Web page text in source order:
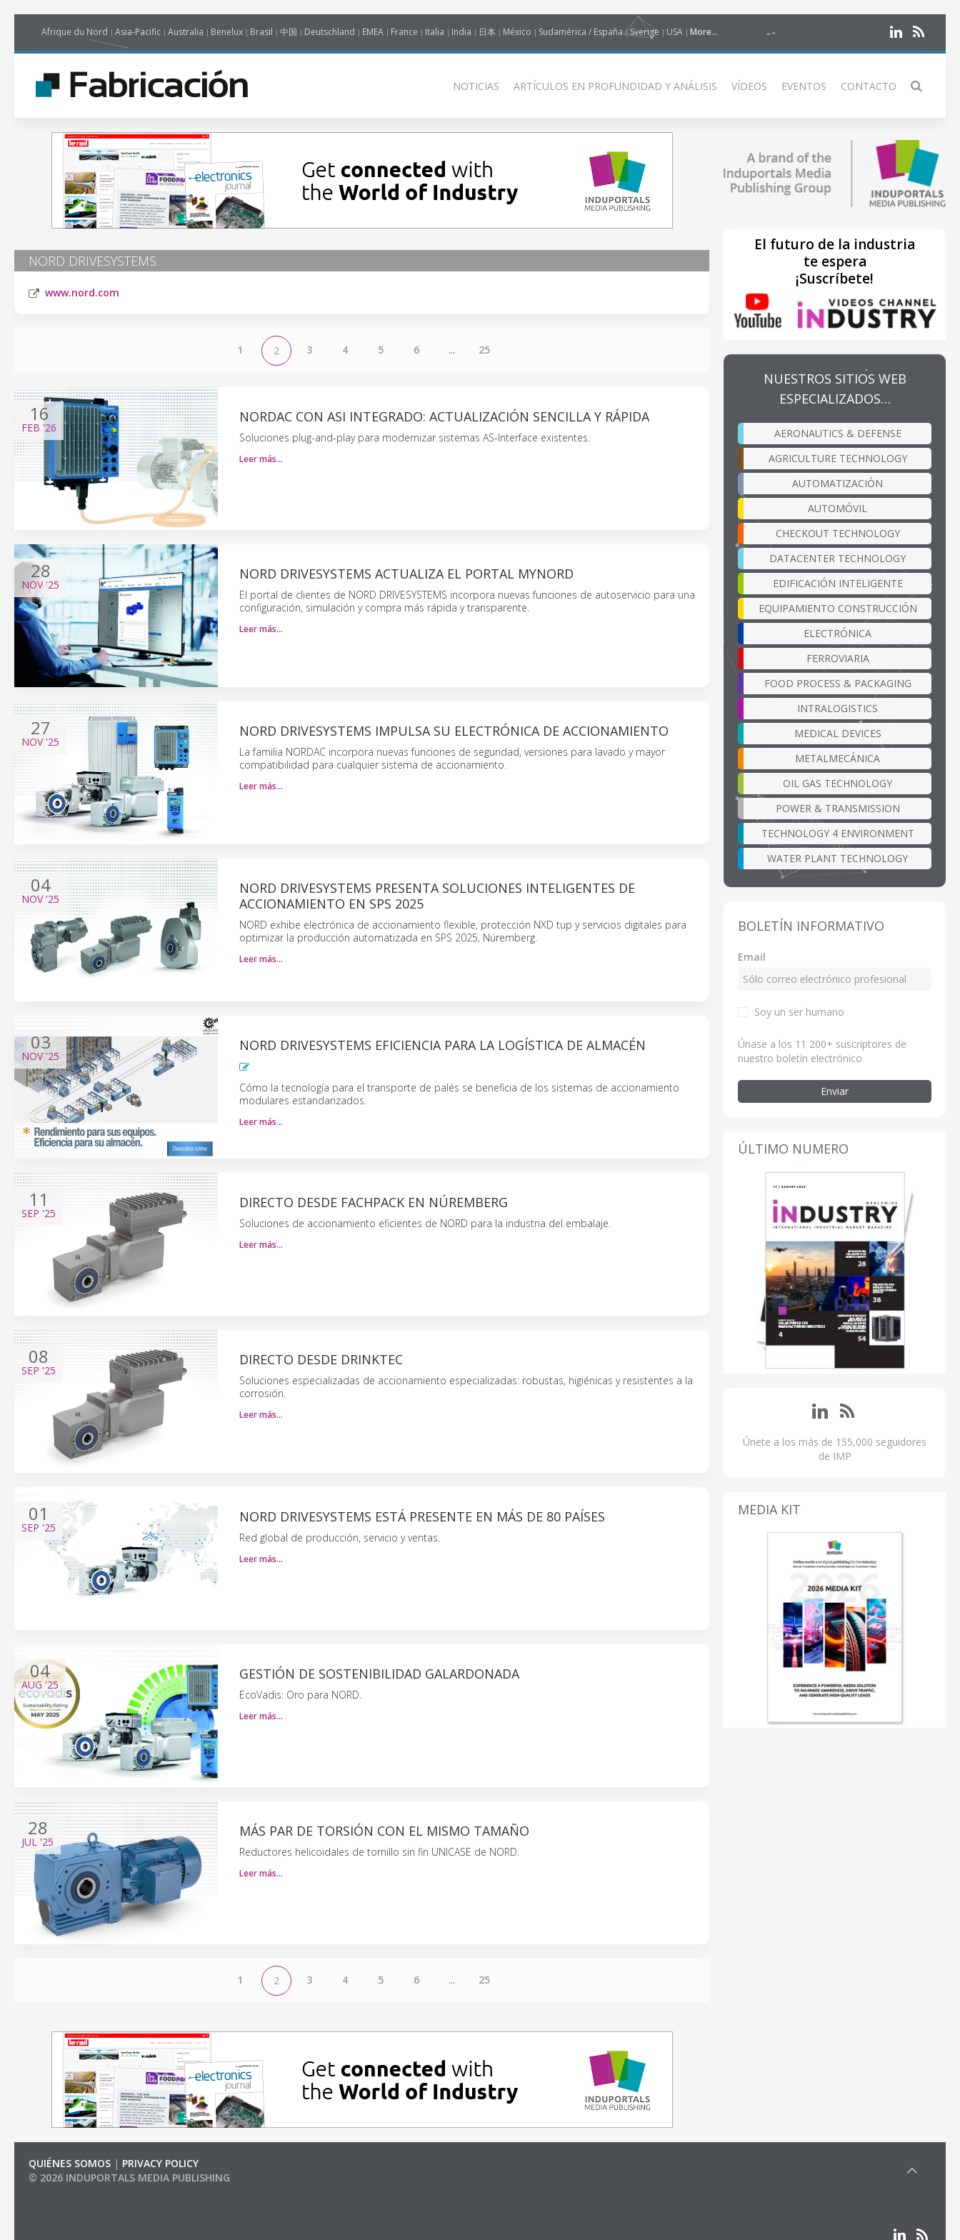
Afrique du Nord Asia-Pacific Australia Benelux Brasil 中国 Deutschland EMEA France Italia India 日本 México Sudamérica / España Sverige USA More...
NOTICIAS ARTÍCULOS EN PROFUNDIDAD Y ANÁLISIS VÍDEOS EVENTOS CONTACTO
NORD DRIVESYSTEMS
www.nord.com
1 2 3 4 5 6 ... 25
16
FEB '26
NORDAC CON ASI INTEGRADO: ACTUALIZACIÓN SENCILLA Y RÁPIDA
Soluciones plug-and-play para modernizar sistemas AS-Interface existentes.
Leer más…
28
NOV'25
NORD DRIVESYSTEMS ACTUALIZA EL PORTAL MYNORD
El portal de clientes de NORD DRIVESYSTEMS incorpora nuevas funciones de autoservicio para una
configuración, simulación y compra más rápida y transparente.
Leer más…
27
NOV'25
NORD DRIVESYSTEMS IMPULSA SU ELECTRÓNICA DE ACCIONAMIENTO
La familia NORDAC incorpora nuevas funciones de seguridad, versiones para lavado y mayor
compatibilidad para cualquier sistema de accionamiento.
Leer más…
04
NOV'25
NORD DRIVESYSTEMS PRESENTA SOLUCIONES INTELIGENTES DE
ACCIONAMIENTO EN SPS 2025
NORD exhibe electrónica de accionamiento flexible, protección NXD tup y servicios digitales para
optimizar la producción automatizada en SPS 2025, Núremberg.
Leer más…
03
NOV'25
NORD DRIVESYSTEMS EFICIENCIA PARA LA LOGÍSTICA DE ALMACÉN
Cómo la tecnología para el transporte de palés se beneficia de los sistemas de accionamiento
modulares estandarizados.
Leer más…
11
SEP '25
DIRECTO DESDE FACHPACK EN NÚREMBERG
Soluciones de accionamiento eficientes de NORD para la industria del embalaje.
Leer más…
08
SEP '25
DIRECTO DESDE DRINKTEC
Soluciones especializadas de accionamiento especializadas: robustas, higiénicas y resistentes a la
corrosión.
Leer más…
01
SEP '25
NORD DRIVESYSTEMS ESTÁ PRESENTE EN MÁS DE 80 PAÍSES
Red global de producción, servicio y ventas.
Leer más…
04
AUG'25
GESTIÓN DE SOSTENIBILIDAD GALARDONADA
EcoVadis: Oro para NORD.
Leer más…
28
JUL '25
MÁS PAR DE TORSIÓN CON EL MISMO TAMAÑO
Reductores helicoidales de tornillo sin fin UNICASE de NORD.
Leer más…
1 2 3 4 5 6 ... 25
El futuro de la industria
te espera
¡Suscríbete!
NUESTROS SITIOS WEB
ESPECIALIZADOS…
AERONAUTICS & DEFENSE
AGRICULTURE TECHNOLOGY
AUTOMATIZACIÓN
AUTOMÓVIL
CHECKOUT TECHNOLOGY
DATACENTER TECHNOLOGY
EDIFICACIÓN INTELIGENTE
EQUIPAMIENTO CONSTRUCCIÓN
ELECTRÓNICA
FERROVIARIA
FOOD PROCESS & PACKAGING
INTRALOGISTICS
MEDICAL DEVICES
METALMECÁNICA
OIL GAS TECHNOLOGY
POWER & TRANSMISSION
TECHNOLOGY 4 ENVIRONMENT
WATER PLANT TECHNOLOGY
BOLETÍN INFORMATIVO
Email
Soy un ser humano
Únase a los 11 200+ suscriptores de
nuestro boletín electrónico
Enviar
ÚLTIMO NUMERO
Únete a los más de 155,000 seguidores
de IMP
MEDIA KIT
QUIÉNES SOMOS | PRIVACY POLICY
© 2026 INDUPORTALS MEDIA PUBLISHING